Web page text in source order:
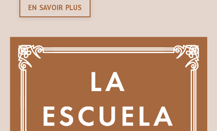
EN SAVOIR PLUS